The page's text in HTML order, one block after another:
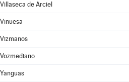
Villaseca de Arciel
Vinuesa
Vizmanos
Vozmediano
Yanguas